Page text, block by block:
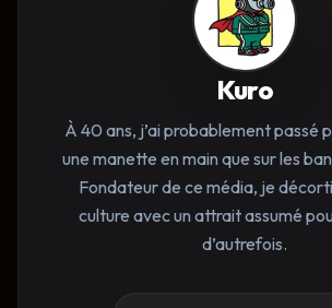
Kuro
À 40 ans, j’ai probablement passé
une manette en main que sur les
Fondateur de ce média, je
culture avec un attrait assumé
d’autrefois.